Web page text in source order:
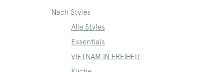
Nach Styles
Alle Styles
Essentials
VIETNAM IN FREIHEIT